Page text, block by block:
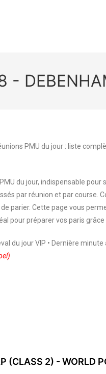
-
PMU du jour : liste
du jour, indispensable pour
par réunion et par course.
parier. Cette page vous
pour préparer vos paris
du jour VIP • Dernière
(CLASS 2) - WORLD